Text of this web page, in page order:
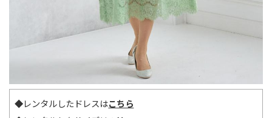
◆レンタルしたドレスはこちら